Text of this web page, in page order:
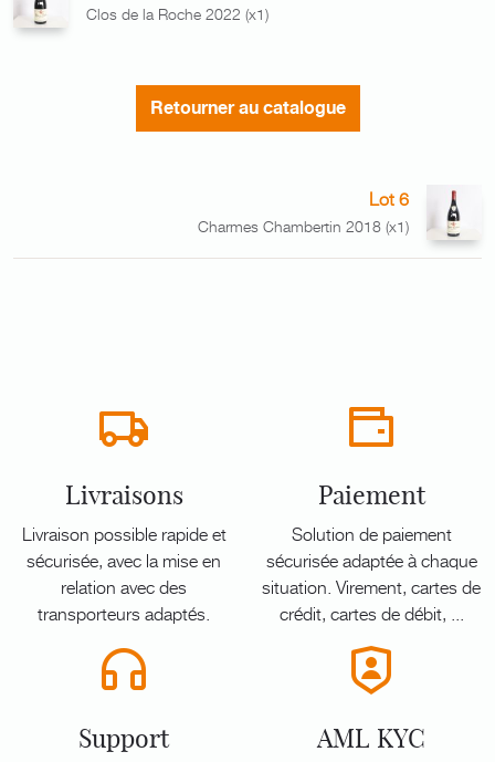
Clos de la Roche 2022 (x1)
Retourner au catalogue
Lot 6
Charmes Chambertin 2018 (x1)
Livraisons
Livraison possible rapide et
sécurisée, avec la mise en
relation avec des
transporteurs adaptés.
Paiement
Solution de paiement
sécurisée adaptée à chaque
situation. Virement, cartes de
crédit, cartes de débit, ...
Support AML KYC